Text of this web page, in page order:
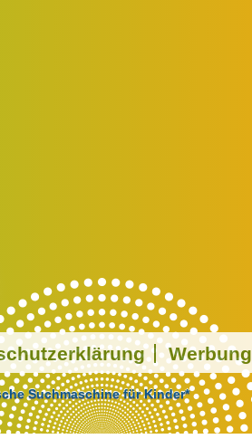
Werbung
Suchmaschine für Kinder*